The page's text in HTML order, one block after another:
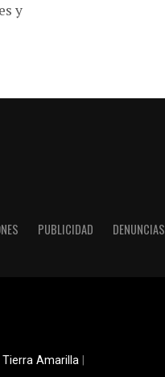
y
PUBLICIDAD DENUNCIAS
Tierra Amarilla